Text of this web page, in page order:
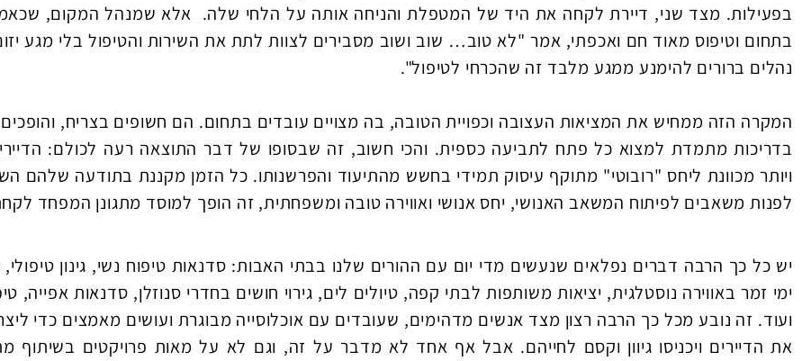
בפעילות. מצד שני, דיירת לקחה את היד של המטפלת והניחה אותה על הלחי שלה. אלא שמנהל המקום,
בתחום וטיפוס מאוד חם ואכפתי, אמר "לא טוב… שוב ושוב מסבירים לצוות לתת את השירות והטיפול בלי מגע
נהלים ברורים להימנע ממגע מלבד זה שהכרחי לטיפול".
המקרה הזה ממחיש את המציאות העצובה וכפויית הטובה, בה מצויים עובדים בתחום. הם חשופים בצריח,
בדריכות מתמדת למצוא כל פתח לתביעה כספית. והכי חשוב, זה שבסופו של דבר התוצאה רעה לכולם:
ויותר מכוונת ליחס "רובוטי" מתוקף עיסוק תמידי בחשש מהתיעוד והפרשנותו. כל הזמן מקננת בתודעה שלהם
לפנות משאבים לפיתוח המשאב האנושי, יחס אנושי ואווירה טובה ומשפחתית, זה הופך למוסד מתגונן המפחד
יש כל כך הרבה דברים נפלאים שנעשים מדי יום עם ההורים שלנו בבתי האבות: סדנאות טיפוח נשי, גינון
ימי זמר באווירה נוסטלגית, יציאות משותפות לבתי קפה, טיולים לים, גירוי חושים בחדרי סנוזלן, סדנאות אפייה,
ועוד. זה נובע מכל כך הרבה רצון מצד אנשים מדהימים, שעובדים עם אוכלוסייה מבוגרת ועושים מאמצים כדי
את הדיירים ויכניסו גיוון וקסם לחייהם. אבל אף אחד לא מדבר על זה, וגם לא על מאות פרויקטים בשיתוף